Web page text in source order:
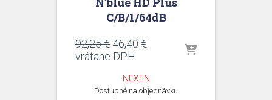
C/B/1/64dB
92,25€ Pôvodná
cena
92,25 €.
46,40 €Aktuálna
46,40 €.
vrátane DPH
NEXEN
Dostupné na objednávku